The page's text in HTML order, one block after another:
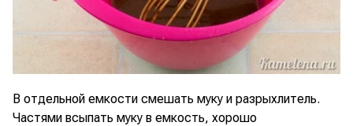
В отдельной емкости смешать муку и разрыхлитель.
Частями всыпать муку в емкость, хорошо